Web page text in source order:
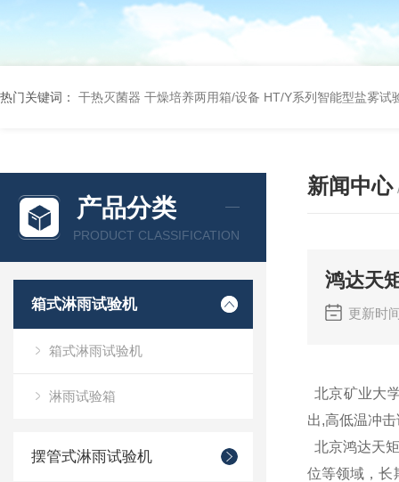
热门关键词： 干热灭菌器 干燥培养两用箱/设备 HT/Y系列智能型盐雾试
产品分类
PRODUCT CLASSIFICATION
箱式淋雨试验机
箱式淋雨试验机
淋雨试验箱
摆管式淋雨试验机
新闻中心
鸿达天
更新时
北京矿业大
出,高低温冲
北京鸿达天
位等领域，长